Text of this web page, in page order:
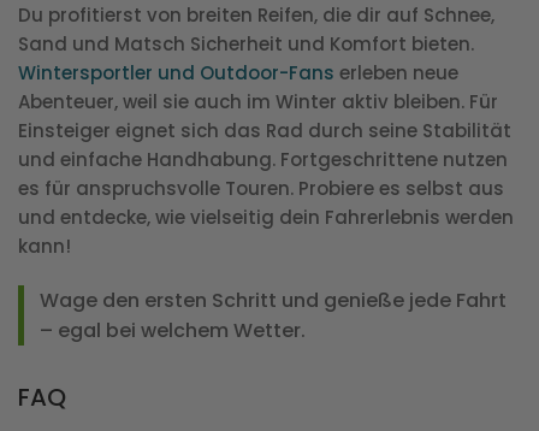
Du profitierst von breiten Reifen, die dir auf Schnee,
Sand und Matsch Sicherheit und Komfort bieten.
Wintersportler und Outdoor-Fans erleben neue
Abenteuer, weil sie auch im Winter aktiv bleiben. Für
Einsteiger eignet sich das Rad durch seine Stabilität
und einfache Handhabung. Fortgeschrittene nutzen
es für anspruchsvolle Touren. Probiere es selbst aus
und entdecke, wie vielseitig dein Fahrerlebnis werden
kann!
Wage den ersten Schritt und genieße jede Fahrt
– egal bei welchem Wetter.
FAQ